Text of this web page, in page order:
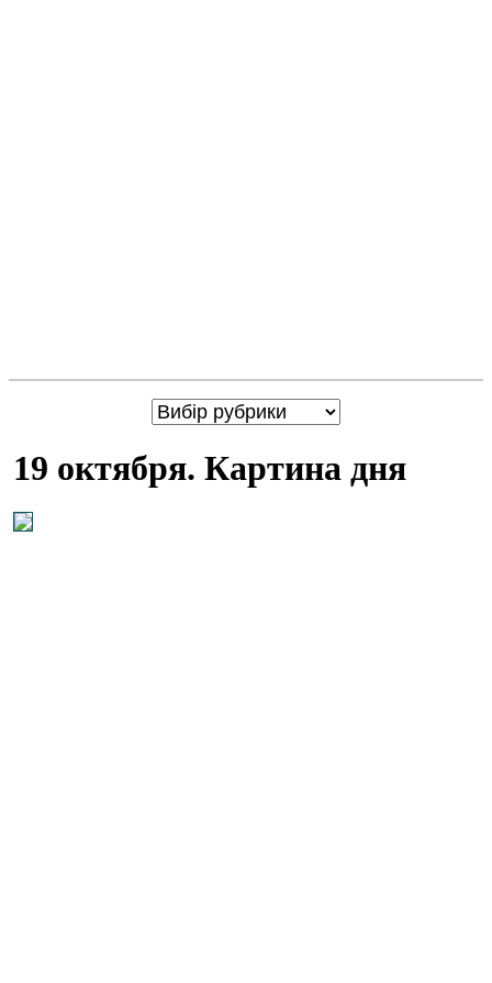
19 октября. Картина дня